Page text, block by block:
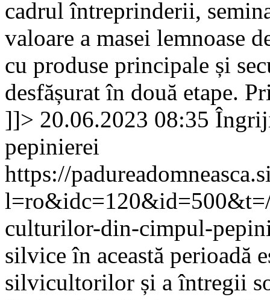
cadrul întreprinderii,
valoare a masei lemnoase
cu produse principale și
desfășurat în două etape.
]]> 20.06.2023 08:35
pepinierei
https://
culturilor-din-cimpul-
silvice în această perioadă
silvicultorilor și a întregii